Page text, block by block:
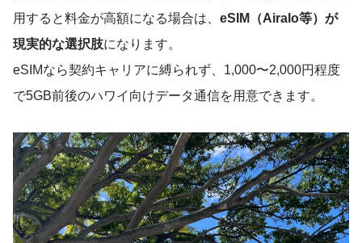
用すると料金が高額になる場合は、 eSIM（Airalo等）が
現実的な選択肢になります。
eSIMなら契約キャリアに縛られず、1,000〜2,000円程度
で5GB前後のハワイ向けデータ通信を用意できます。